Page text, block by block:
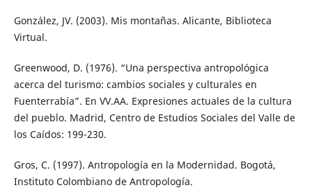
González, JV. (2003). Mis montañas. Alicante, Biblioteca
Virtual.
Greenwood, D. (1976). “Una perspectiva antropológica
acerca del turismo: cambios sociales y culturales en
Fuenterrabía”. En VV.AA. Expresiones actuales de la cultura
del pueblo. Madrid, Centro de Estudios Sociales del Valle de
los Caídos: 199-230.
Gros, C. (1997). Antropología en la Modernidad. Bogotá,
Instituto Colombiano de Antropología.